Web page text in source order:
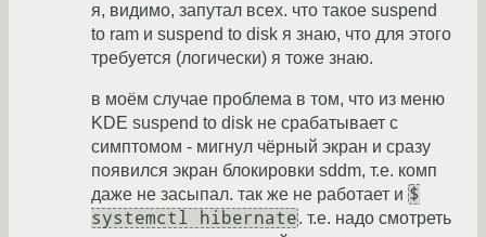
я, видимо, запутал всех. что такое suspend
to ram и suspend to disk я знаю, что для этого
требуется (логически) я тоже знаю.
в моём случае проблема в том, что из меню
KDE suspend to disk не срабатывает с
симптомом - мигнул чёрный экран и сразу
появился экран блокировки sddm, т.е. комп
даже не засыпал. так же не работает и $
systemctl hibernate. т.е. надо смотреть